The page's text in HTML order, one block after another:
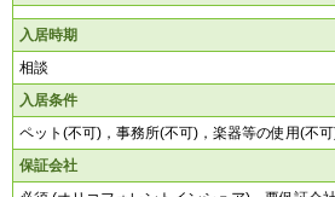
入居時期
相談
入居条件
ペット(不可)，事務所(不可)，楽器等の使用(不
保証会社